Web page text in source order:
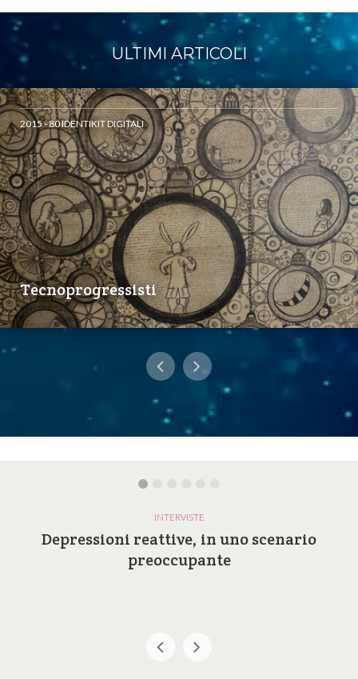
ULTIMI ARTICOLI
2015 - 80 IDENTIKIT DIGITALI
Tecnoprogressisti
INTERVISTE
Depressioni reattive, in uno scenario
preoccupante